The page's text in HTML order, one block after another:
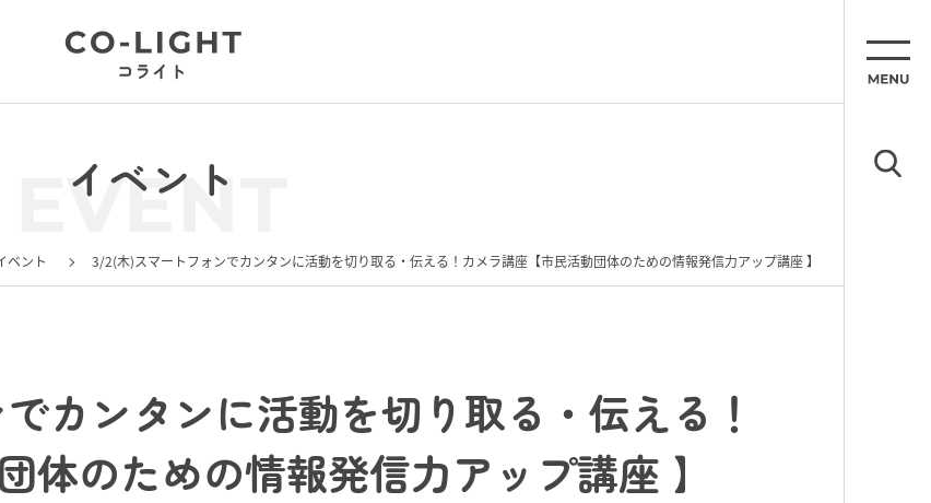
イベント
EVENT
ベント 3/2(木)スマートフォンでカンタンに活動を切り取る・伝える！カメラ講座【市民活動団体のための情報発信力アップ講座 】
カンタンに活動を切り取る・伝える！
体のための情報発信力アップ講座 】